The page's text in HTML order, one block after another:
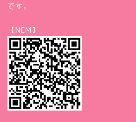
です。
【NEM】